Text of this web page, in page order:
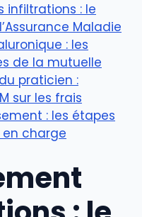
infiltrations : le
Maladie
: les
de la mutuelle
praticien :
sur les frais
: les étapes
en charge